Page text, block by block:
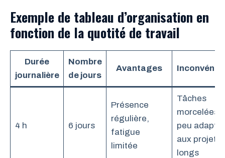
Exemple de tableau d’organisation en
fonction de la quotité de travail
Durée
journalière
Nombre
de jours
Avantages
4 h 6 jours
Présence
régulière,
fatigue
limitée
Tâches
morcelées,
peu adapté
aux projets
longs